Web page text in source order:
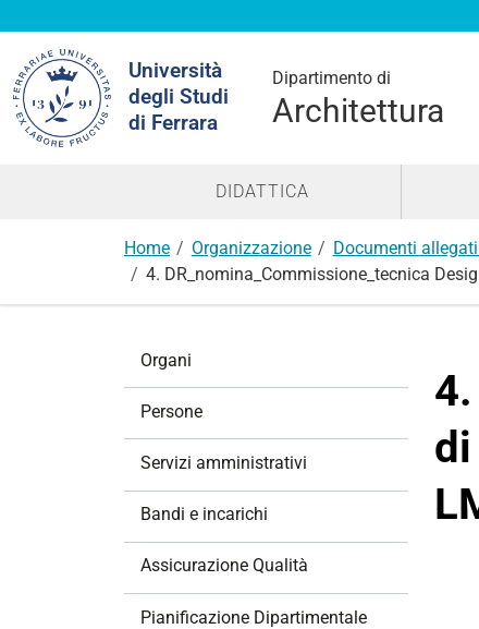
Università
degli Studi
di Ferrara
Dipartimento di
Architettura
nel
sito
DIDATTICA
Home Organizzazione
Documenti
4. DR_nomina_Commissione_tecnica
Organi
Persone
Servizi amministrativi
Bandi e incarichi
Assicurazione Qualità
Pianificazione Dipartimentale